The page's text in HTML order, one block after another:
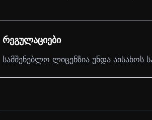
რეგულაციები
სამშენებლო ლიცენზია უნდა აისახოს